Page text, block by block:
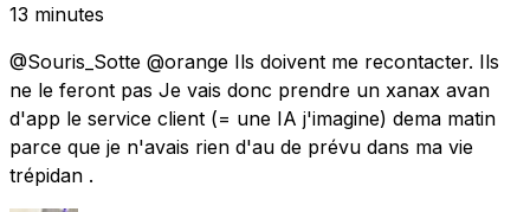
13 minutes
@Souris_Sotte @orange Ils doivent me recontacter. Ils
ne le feront pas Je vais donc prendre un xanax avan
d'app le service client (= une IA j'imagine) dema matin
parce que je n'avais rien d'au de prévu dans ma vie
trépidan .